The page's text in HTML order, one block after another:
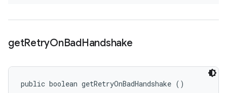
getRetryOnBadHandshake
public boolean getRetryOnBadHandshake ()